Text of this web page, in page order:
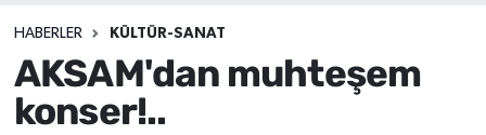
HABERLER KÜLTÜR-SANAT
AKSAM'dan muhteşem
konser!..
Sağlık
Eğitim